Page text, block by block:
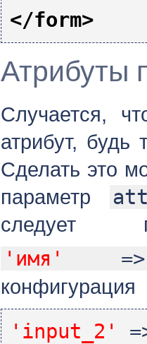
</form>
Атрибуты
Случается,
атрибут, будь
Сделать это
параметр
следует
'имя'
конфигурация
'input_2'